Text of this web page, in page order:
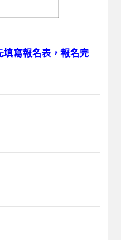
填寫報名表，報名完